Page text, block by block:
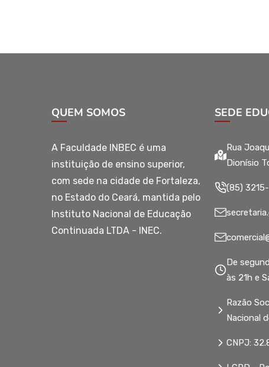
QUEM SOMOS
A Faculdade INBEC é uma
instituição de ensino superior,
com sede na cidade de Fortaleza,
no Estado do Ceará, mantida pelo
Instituto Nacional de Educação
Continuada LTDA - INEC.
SEDE
Rua
Dionísio
(85)
De
às 21h e
Razão
Nacional
CNPJ: